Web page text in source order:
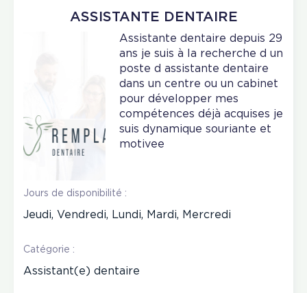
ASSISTANTE DENTAIRE
Assistante dentaire depuis 29
ans je suis à la recherche d un
poste d assistante dentaire
dans un centre ou un cabinet
pour développer mes
compétences déjà acquises je
suis dynamique souriante et
motivee
Jours de disponibilité :
Jeudi, Vendredi, Lundi, Mardi, Mercredi
Catégorie :
Assistant(e) dentaire